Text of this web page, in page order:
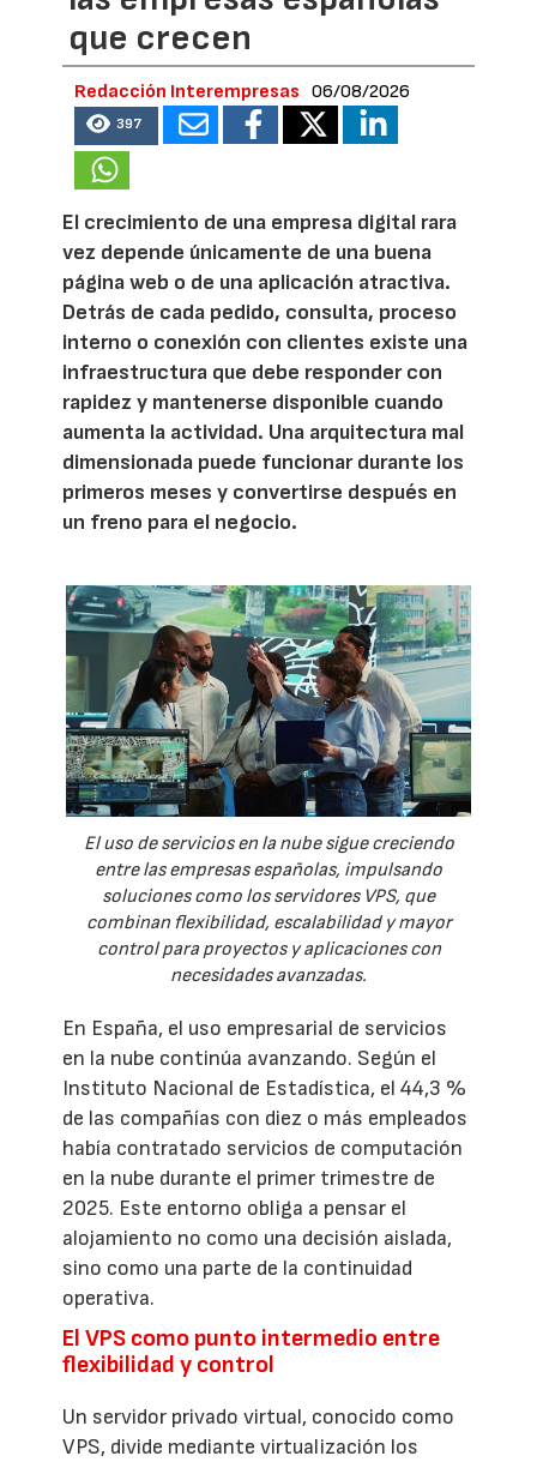
que crecen
Redacción Interempresas 06/08/2026
397
El crecimiento de una empresa digital rara
vez depende únicamente de una buena
página web o de una aplicación atractiva.
Detrás de cada pedido, consulta, proceso
interno o conexión con clientes existe una
infraestructura que debe responder con
rapidez y mantenerse disponible cuando
aumenta la actividad. Una arquitectura mal
dimensionada puede funcionar durante los
primeros meses y convertirse después en
un freno para el negocio.
El uso de servicios en la nube sigue creciendo
entre las empresas españolas, impulsando
soluciones como los servidores VPS, que
combinan flexibilidad, escalabilidad y mayor
control para proyectos y aplicaciones con
necesidades avanzadas.
En España, el uso empresarial de servicios
en la nube continúa avanzando. Según el
Instituto Nacional de Estadística, el 44,3 %
de las compañías con diez o más empleados
había contratado servicios de computación
en la nube durante el primer trimestre de
2025. Este entorno obliga a pensar el
alojamiento no como una decisión aislada,
sino como una parte de la continuidad
operativa.
El VPS como punto intermedio entre
flexibilidad y control
Un servidor privado virtual, conocido como
VPS, divide mediante virtualización los